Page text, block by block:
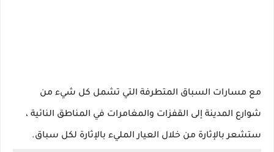
مع مسارات السباق المتطرفة التي تشمل كل شيء من
شوارع المدينة إلى القفزات والمغامرات في المناطق النائية ،
ستشعر بالإثارة من خلال العيار المليء بالإثارة لكل سباق.